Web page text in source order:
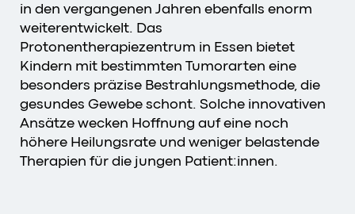
in den vergangenen Jahren ebenfalls enorm
weiterentwickelt. Das
Protonentherapiezentrum in Essen bietet
Kindern mit bestimmten Tumorarten eine
besonders präzise Bestrahlungsmethode, die
gesundes Gewebe schont. Solche innovativen
Ansätze wecken Hoffnung auf eine noch
höhere Heilungsrate und weniger belastende
Therapien für die jungen Patient:innen.